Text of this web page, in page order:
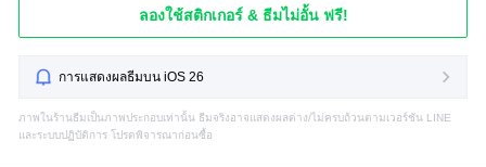
ลองใช้สติกเกอร์ & ธีมไม่อั้น ฟรี!
การแสดงผลธีมบน iOS 26
ภาพในร้านธีมเป็นภาพประกอบเท่านั้น ธีมจริงอาจแสดงผลต่าง/ไม่ครบถ้วนตามเวอร์ชัน LINE
และระบบปฏิบัติการ โปรดพิจารณาก่อนซื้อ